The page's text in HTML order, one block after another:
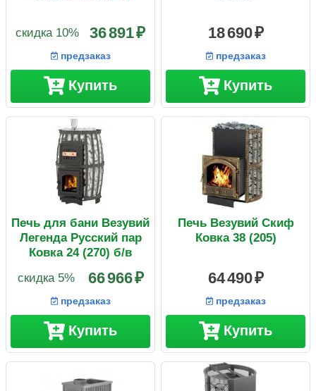
36 891
скидка 10%
предзаказ
Купить
18 690
предзаказ
Купить
Печь для бани Везувий
Легенда Русский пар
Ковка 24 (270) б/в
66 966
скидка 5%
предзаказ
Купить
Печь Везувий Скиф
Ковка 38 (205)
64 490
предзаказ
Купить